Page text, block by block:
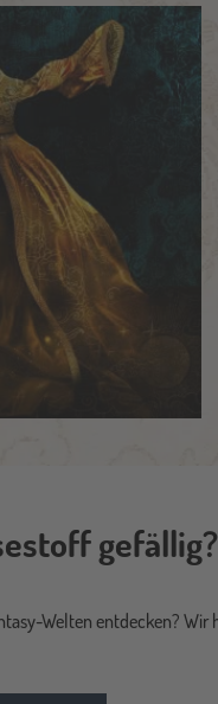
gefällig?
Welten entdecken? Wir